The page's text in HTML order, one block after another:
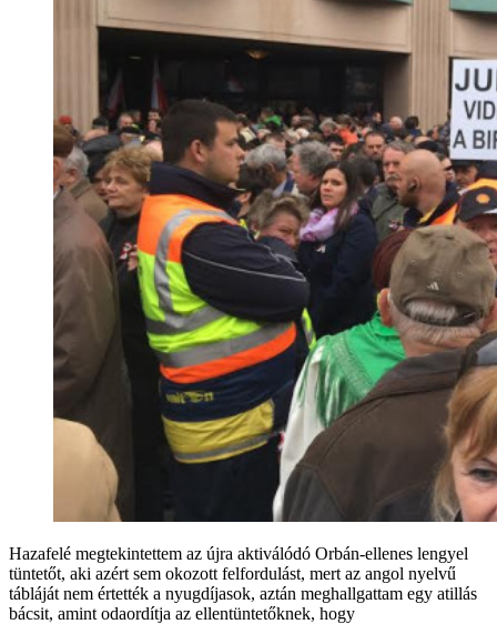
Hazafelé megtekintettem az újra aktiválódó Orbán-ellenes lengyel
tüntetőt, aki azért sem okozott felfordulást, mert az angol nyelvű
tábláját nem értették a nyugdíjasok, aztán meghallgattam egy atillás
bácsit, amint odaordítja az ellentüntetőknek, hogy